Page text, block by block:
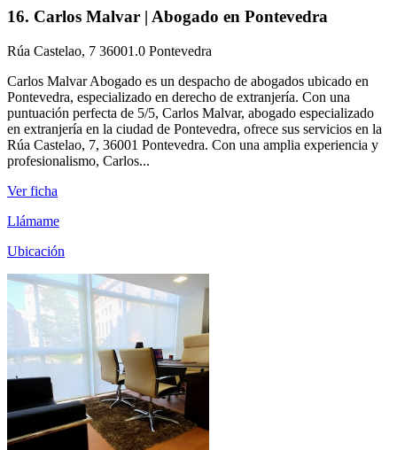
16. Carlos Malvar | Abogado en Pontevedra
Rúa Castelao, 7 36001.0 Pontevedra
Carlos Malvar Abogado es un despacho de abogados ubicado en
Pontevedra, especializado en derecho de extranjería. Con una
puntuación perfecta de 5/5, Carlos Malvar, abogado especializado
en extranjería en la ciudad de Pontevedra, ofrece sus servicios en la
Rúa Castelao, 7, 36001 Pontevedra. Con una amplia experiencia y
profesionalismo, Carlos...
Ver ficha
Llámame
Ubicación